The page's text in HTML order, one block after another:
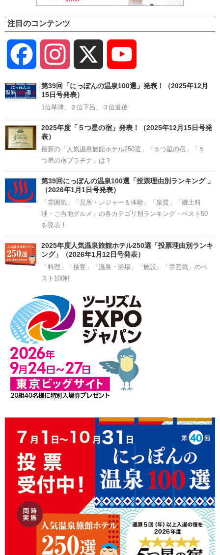
注目のコンテンツ
Facebook Instagram
Channel
第39回「にっぽんの温泉100選」発表！（2025年12月
15日号発表）
1位草津、２位下呂、３位道後
2025年度「５つ星の宿」発表！（2025年12月15日号発
表）
最新の「人気温泉旅館ホテル250選」「５つ星の宿」「５
つ星の宿プラチナ」は？
第39回にっぽんの温泉100選「投票理由別ランキング 」
（2026年1月1日号発表）
「雰囲気」「見所・レジャー＆体験」「泉質」「郷土料
理・ご当地グルメ」の各カテゴリ別ランキング・ベスト50
を発表！
2025年度人気温泉旅館ホテル250選「投票理由別ランキ
ング」（2026年1月12日号発表）
「料理」「接客」「温泉・浴場」「施設」「雰囲気」のベ
スト100軒